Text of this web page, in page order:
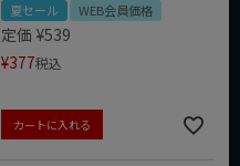
夏セール WEB会員価格
定価 ¥539
¥377税込
カートに入れる